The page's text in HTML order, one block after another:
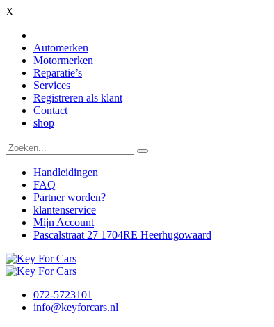
X
Automerken
Motormerken
Reparatie’s
Services
Registreren als klant
Contact
shop
Handleidingen
FAQ
Partner worden?
klantenservice
Mijn Account
Pascalstraat 27 1704RE Heerhugowaard
072-5723101
info@keyforcars.nl